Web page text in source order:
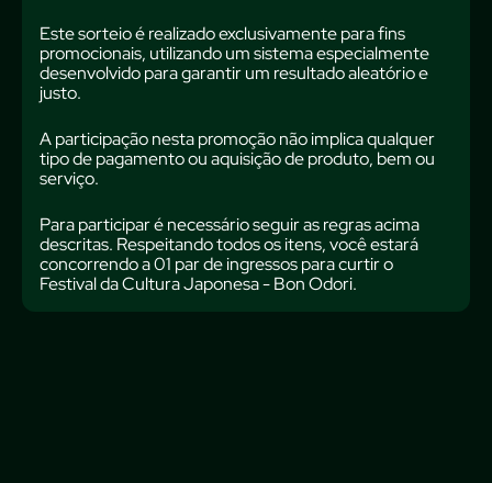
Este sorteio é realizado exclusivamente para fins
promocionais, utilizando um sistema especialmente
desenvolvido para garantir um resultado aleatório e
justo.
A participação nesta promoção não implica qualquer
tipo de pagamento ou aquisição de produto, bem ou
serviço.
Para participar é necessário seguir as regras acima
descritas. Respeitando todos os itens, você estará
concorrendo a 01 par de ingressos para curtir o
Festival da Cultura Japonesa - Bon Odori.